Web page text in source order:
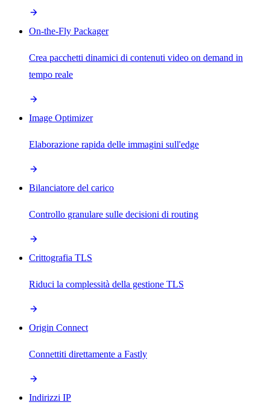
On-the-Fly Packager
Crea pacchetti dinamici di contenuti video on demand in
tempo reale
Image Optimizer
Elaborazione rapida delle immagini sull'edge
Bilanciatore del carico
Controllo granulare sulle decisioni di routing
Crittografia TLS
Riduci la complessità della gestione TLS
Origin Connect
Connettiti direttamente a Fastly
Indirizzi IP